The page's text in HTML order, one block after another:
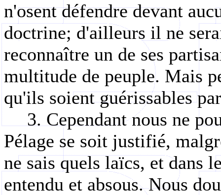
n'osent défendre devant
doctrine; d'ailleurs il ne
reconnaître un de ses
multitude de peuple. Mais
qu'ils soient guérissables
3. Cependant nous ne
Pélage se soit justifié,
ne sais quels laïcs, et dans
entendu et absous. Nous